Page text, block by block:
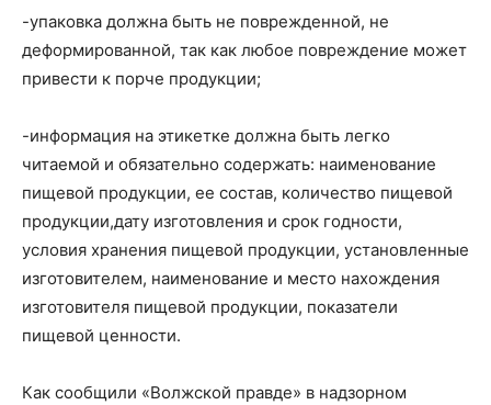
-упаковка должна быть не поврежденной, не
деформированной, так как любое повреждение может
привести к порче продукции;
-информация на этикетке должна быть легко
читаемой и обязательно содержать: наименование
пищевой продукции, ее состав, количество пищевой
продукции,дату изготовления и срок годности,
условия хранения пищевой продукции, установленные
изготовителем, наименование и место нахождения
изготовителя пищевой продукции, показатели
пищевой ценности.
Как сообщили «Волжской правде» в надзорном